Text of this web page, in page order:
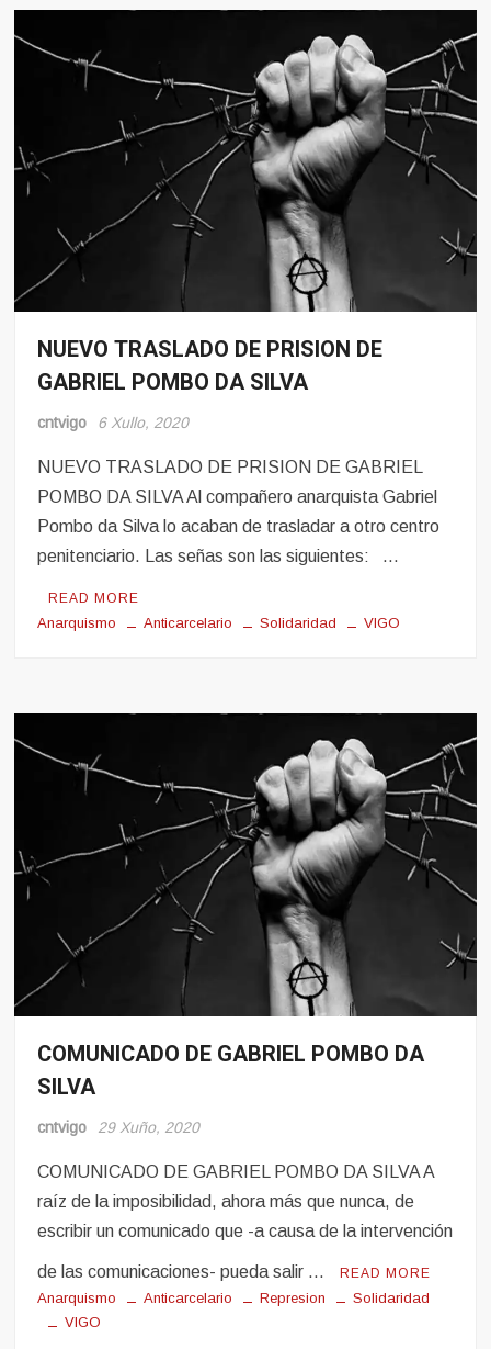
Noticias
Pro-
NUEVO TRASLADO DE PRISION DE
GABRIEL POMBO DA SILVA
cntvigo 6 Xullo, 2020
NUEVO TRASLADO DE PRISION DE GABRIEL
POMBO DA SILVA Al compañero anarquista Gabriel
Pombo da Silva lo acaban de trasladar a otro centro
penitenciario. Las señas son las siguientes: …
READ MORE
Anarquismo Anticarcelario Solidaridad VIGO
Noticias
Pro-
COMUNICADO DE GABRIEL POMBO DA
SILVA
cntvigo 29 Xuño, 2020
COMUNICADO DE GABRIEL POMBO DA SILVA A
raíz de la imposibilidad, ahora más que nunca, de
escribir un comunicado que -a causa de la intervención
de las comunicaciones- pueda salir … READ MORE
Anarquismo Anticarcelario Represion
Solidaridad
VIGO